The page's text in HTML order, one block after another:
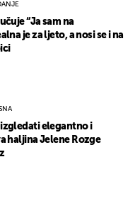
“Ja sam na
je za ljeto, a nosi se i na
elegantno i
haljina Jelene Rozge